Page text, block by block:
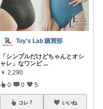
Toy's Lab 購買部
「シンプルだけどちゃんとオシ
ャレ」なワンピ ...
￥ 2,290
0 0 5
コレ いいね